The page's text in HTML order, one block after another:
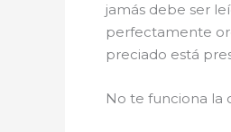
jamás debe ser
perfectamente
preciado está
No te funciona la